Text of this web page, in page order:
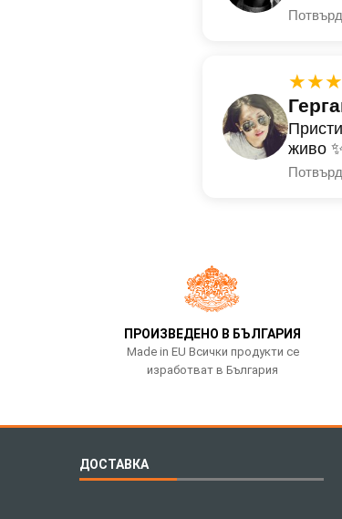
живо
ПРОИЗВЕДЕНО В БЪЛГАРИЯ
Made in EU Всички продукти се
изработват в България
ДОСТАВКА